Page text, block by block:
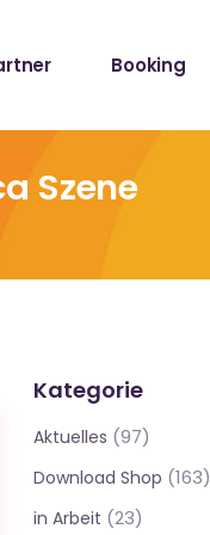
Booking
Szene
Kategorie
Aktuelles (97)
Download Shop (163)
in Arbeit (23)